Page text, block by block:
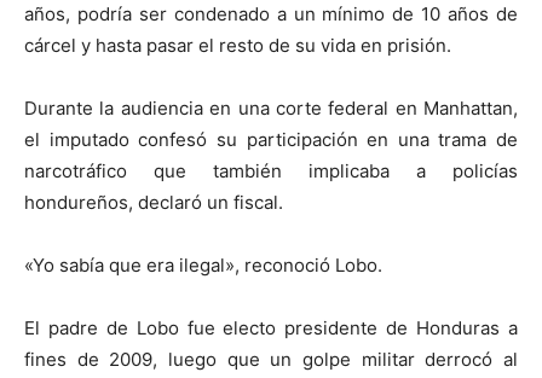
años, podría ser condenado a un mínimo de 10 años de
cárcel y hasta pasar el resto de su vida en prisión.
Durante la audiencia en una corte federal en Manhattan,
el imputado confesó su participación en una trama de
narcotráfico que también implicaba a policías
hondureños, declaró un fiscal.
«Yo sabía que era ilegal», reconoció Lobo.
El padre de Lobo fue electo presidente de Honduras a
fines de 2009, luego que un golpe militar derrocó al